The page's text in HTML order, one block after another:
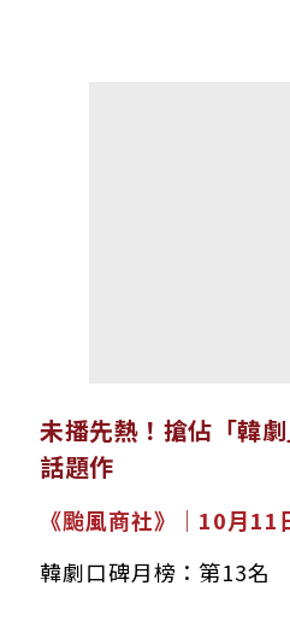
未播先熱！搶佔「韓
話題作
《颱風商社》｜10月
韓劇口碑月榜：第13名